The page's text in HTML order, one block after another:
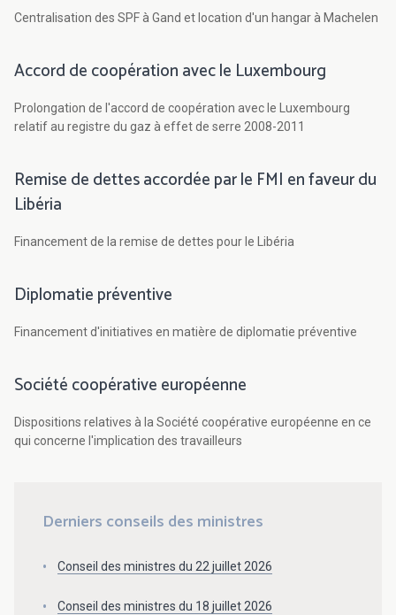
Centralisation des SPF à Gand et location d'un hangar à Machelen
Accord de coopération avec le Luxembourg
Prolongation de l'accord de coopération avec le Luxembourg
relatif au registre du gaz à effet de serre 2008-2011
Remise de dettes accordée par le FMI en faveur du
Libéria
Financement de la remise de dettes pour le Libéria
Diplomatie préventive
Financement d'initiatives en matière de diplomatie préventive
Société coopérative européenne
Dispositions relatives à la Société coopérative européenne en ce
qui concerne l'implication des travailleurs
Derniers conseils des ministres
Conseil des ministres du 22 juillet 2026
Conseil des ministres du 18 juillet 2026